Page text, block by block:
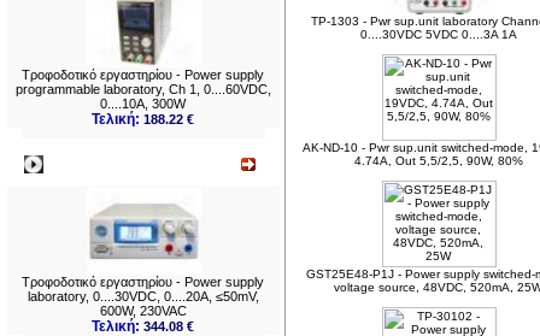
Τροφοδοτικό εργαστηρίου - Power supply
programmable laboratory, Ch 1, 0....60VDC,
0....10A, 300W
Τελική:188.22 €
Τροφοδοτικό εργαστηρίου - Power supply
laboratory, 0....30VDC, 0....20A, ≤50mV,
600W, 230VAC
Τελική:344.08 €
TP-1303 - Pwr sup.unit laboratory
0....30VDC 5VDC 0....3A 1A
AK-ND-10 - Pwr sup.unit switched-mode,
4.74A, Out 5,5/2,5, 90W, 80%
GST25E48-P1J - Power supply switched-
voltage source, 48VDC, 520mA,